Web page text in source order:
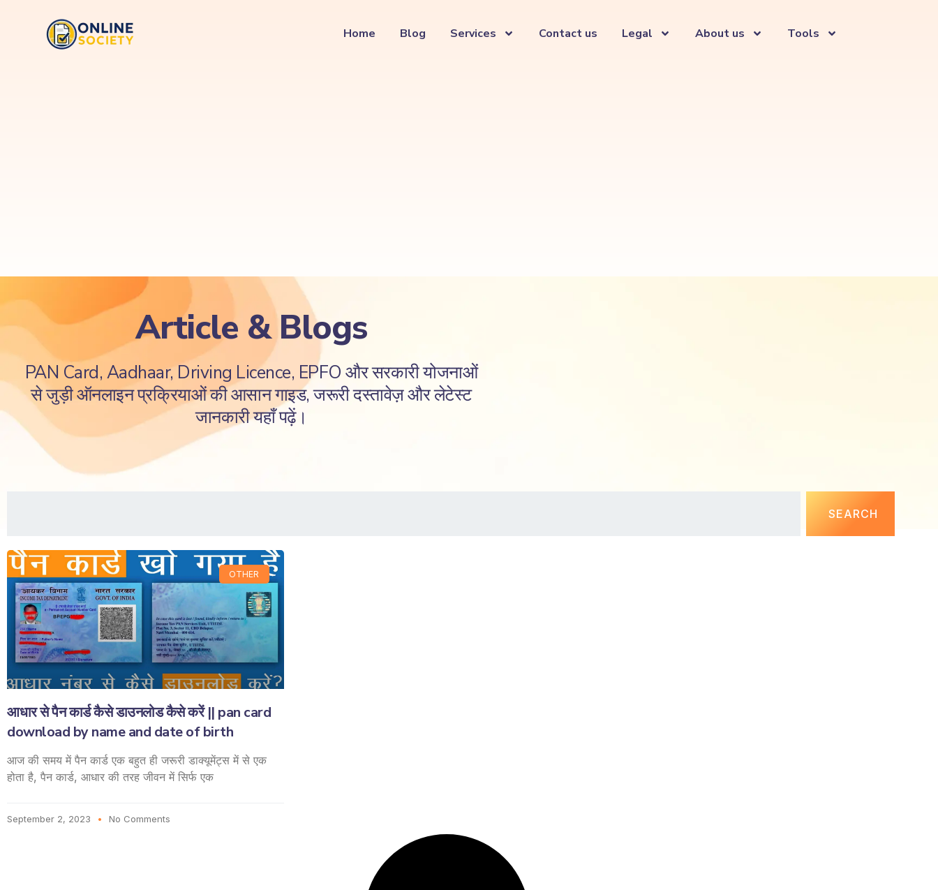
Home Blog Services Contact us Legal About us Tools
Article & Blogs
PAN Card, Aadhaar, Driving Licence, EPFO और सरकारी योजनाओं
से जुड़ी ऑनलाइन प्रक्रियाओं की आसान गाइड, जरूरी दस्तावेज़ और लेटेस्ट
जानकारी यहाँ पढ़ें।
SEARCH
OTHER
आधार से पैन कार्ड कैसे डाउनलोड कैसे करें || pan card
download by name and date of birth
आज की समय में पैन कार्ड एक बहुत ही जरूरी डाक्यूमेंट्स में से एक
होता है, पैन कार्ड, आधार की तरह जीवन में सिर्फ एक
September 2, 2023 No Comments